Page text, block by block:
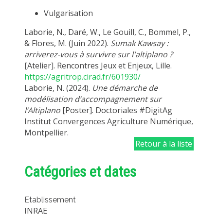
Vulgarisation
Laborie, N., Daré, W., Le Gouill, C., Bommel, P.,
& Flores, M. (Juin 2022). Sumak Kawsay :
arriverez-vous à survivre sur l'altiplano ?
[Atelier]. Rencontres Jeux et Enjeux, Lille.
https://agritrop.cirad.fr/601930/
Laborie, N. (2024). Une démarche de
modélisation d’accompagnement sur
l’Altiplano [Poster]. Doctoriales #DigitAg
Institut Convergences Agriculture Numérique,
Montpellier.
Retour à la liste
Catégories et dates
Etablissement
INRAE